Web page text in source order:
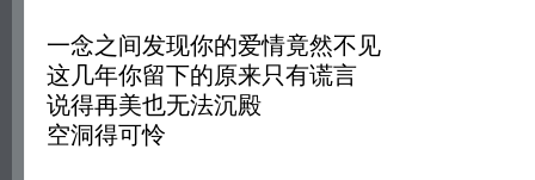
一念之间发现你的爱情竟然不见
这几年你留下的原来只有谎言
说得再美也无法沉殿
空洞得可怜